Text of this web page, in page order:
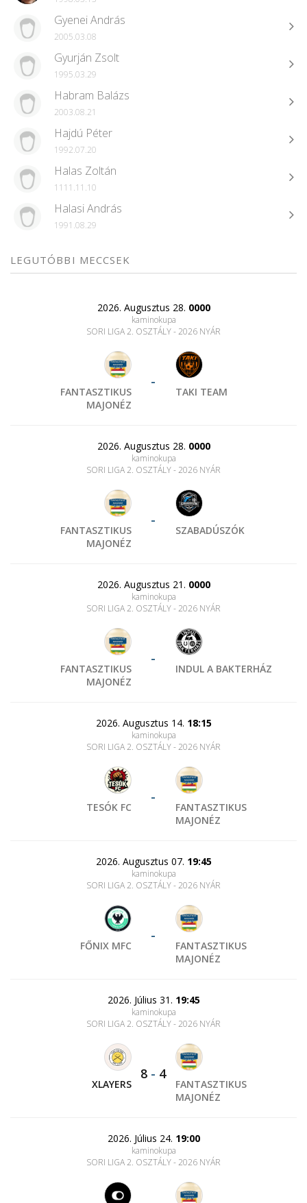
Gyenei András
2005.03.08
Gyurján Zsolt
1995.03.29
Habram Balázs
2003.08.21
Hajdú Péter
1992.07.20
Halas Zoltán
1111.11.10
Halasi András
1991.08.29
LEGUTÓBBI MECCSEK
2026. Augusztus 28. 0000
kaminokupa
SORI LIGA 2. OSZTÁLY - 2026 NYÁR
FANTASZTIKUS
MAJONÉZ
-
TAKI TEAM
2026. Augusztus 28. 0000
kaminokupa
SORI LIGA 2. OSZTÁLY - 2026 NYÁR
FANTASZTIKUS
MAJONÉZ
-
SZABADÚSZÓK
2026. Augusztus 21. 0000
kaminokupa
SORI LIGA 2. OSZTÁLY - 2026 NYÁR
FANTASZTIKUS
MAJONÉZ
-
INDUL A BAKTERHÁZ
2026. Augusztus 14. 18:15
kaminokupa
SORI LIGA 2. OSZTÁLY - 2026 NYÁR
TESÓK FC
-
FANTASZTIKUS
MAJONÉZ
2026. Augusztus 07. 19:45
kaminokupa
SORI LIGA 2. OSZTÁLY - 2026 NYÁR
FŐNIX MFC
-
FANTASZTIKUS
MAJONÉZ
2026. Július 31. 19:45
kaminokupa
SORI LIGA 2. OSZTÁLY - 2026 NYÁR
XLAYERS
8 - 4
FANTASZTIKUS
MAJONÉZ
2026. Július 24. 19:00
kaminokupa
SORI LIGA 2. OSZTÁLY - 2026 NYÁR